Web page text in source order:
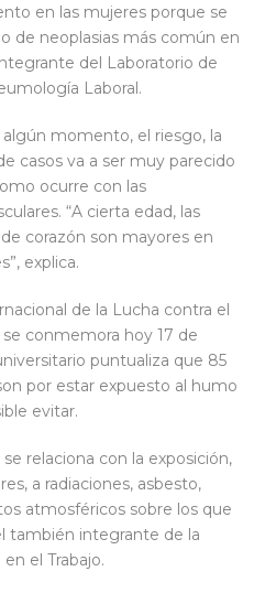
en las mujeres porque se
de neoplasias más común en
del Laboratorio de
Laboral.
momento, el riesgo, la
casos va a ser muy parecido
ocurre con las
“A cierta edad, las
corazón son mayores en
explica.
de la Lucha contra el
conmemora hoy 17 de
puntualiza que 85
por estar expuesto al humo
evitar.
relaciona con la exposición,
a radiaciones, asbesto,
atmosféricos sobre los que
también integrante de la
el Trabajo.